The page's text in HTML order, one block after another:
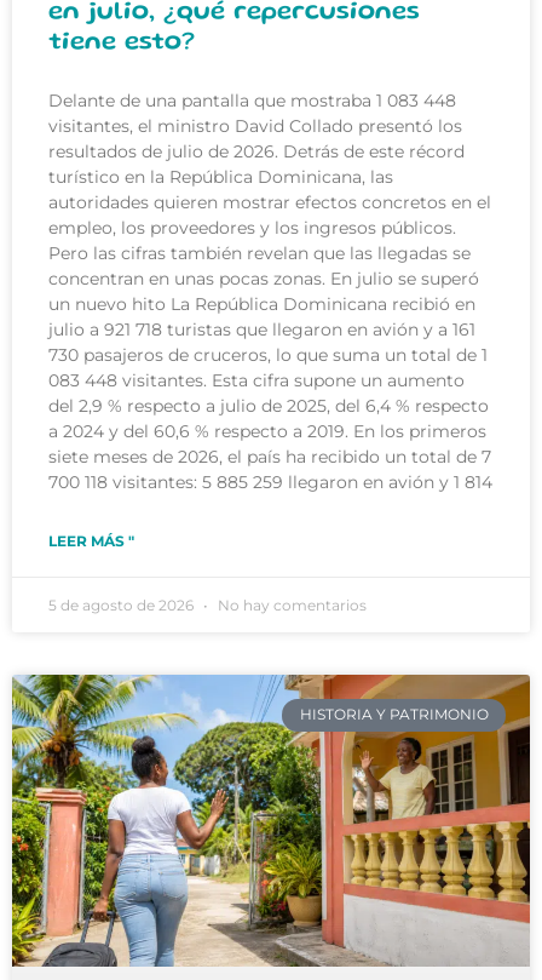
en julio, ¿qué repercusiones
tiene esto?
Delante de una pantalla que mostraba 1 083 448
visitantes, el ministro David Collado presentó los
resultados de julio de 2026. Detrás de este récord
turístico en la República Dominicana, las
autoridades quieren mostrar efectos concretos en el
empleo, los proveedores y los ingresos públicos.
Pero las cifras también revelan que las llegadas se
concentran en unas pocas zonas. En julio se superó
un nuevo hito La República Dominicana recibió en
julio a 921 718 turistas que llegaron en avión y a 161
730 pasajeros de cruceros, lo que suma un total de 1
083 448 visitantes. Esta cifra supone un aumento
del 2,9 % respecto a julio de 2025, del 6,4 % respecto
a 2024 y del 60,6 % respecto a 2019. En los primeros
siete meses de 2026, el país ha recibido un total de 7
700 118 visitantes: 5 885 259 llegaron en avión y 1 814
LEER MÁS "
5 de agosto de 2026 No hay comentarios
HISTORIA Y PATRIMONIO